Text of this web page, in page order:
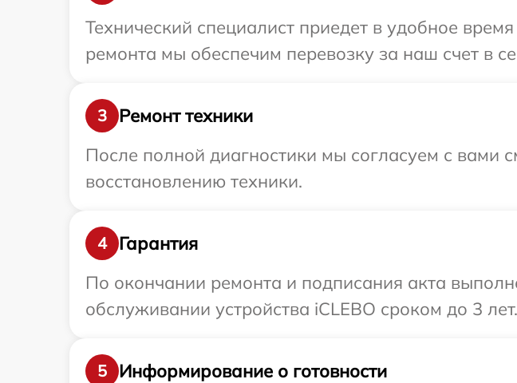
Технический специалист приедет в удобное
ремонта мы обеспечим перевозку за наш счет в
3
Ремонт техники
После полной диагностики мы согласуем с вами
восстановлению техники.
4
Гарантия
По окончании ремонта и подписания акта
обслуживании устройства iCLEBO сроком до 3 лет.
5
Информирование о готовности